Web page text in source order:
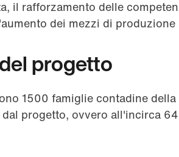
il rafforzamento delle
dei mezzi di
progetto
1500 famiglie contadine della
dal progetto, ovvero all'incirca